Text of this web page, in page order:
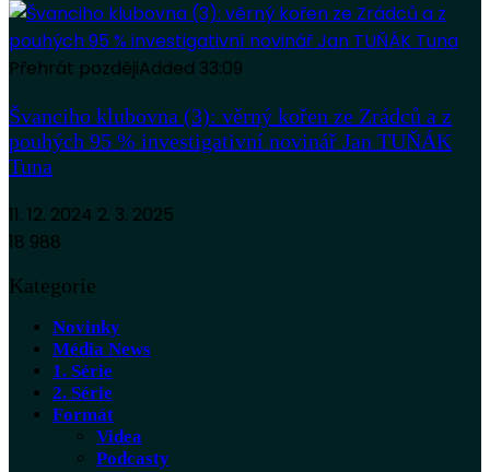
Přehrát pozdějiAdded 33:09
Švanciho klubovna (3): věrný kořen ze Zrádců a z
pouhých 95 % investigativní novinář Jan TUŇÁK
Tuna
11. 12. 2024 2. 3. 2025
18 988
Kategorie
Novinky
Média News
1. Série
2. Série
Formát
Videa
Podcasty